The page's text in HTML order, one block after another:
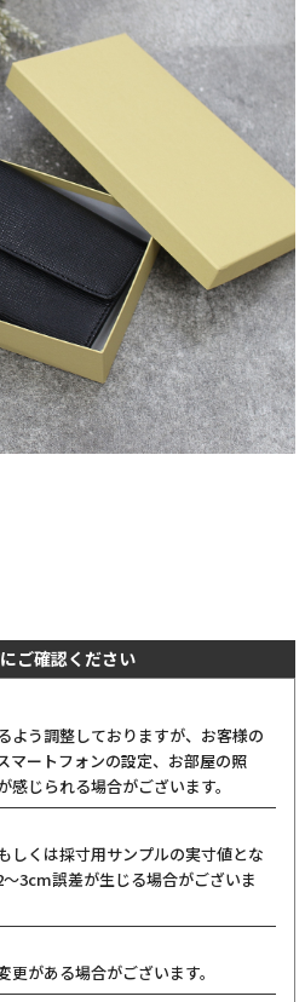
ご確認ください
よう調整しておりますが、お客様の
マートフォンの設定、お部屋の照
じられる場合がございます。
しくは採寸用サンプルの実寸値とな
3cm誤差が生じる場合がございま
がある場合がございます。